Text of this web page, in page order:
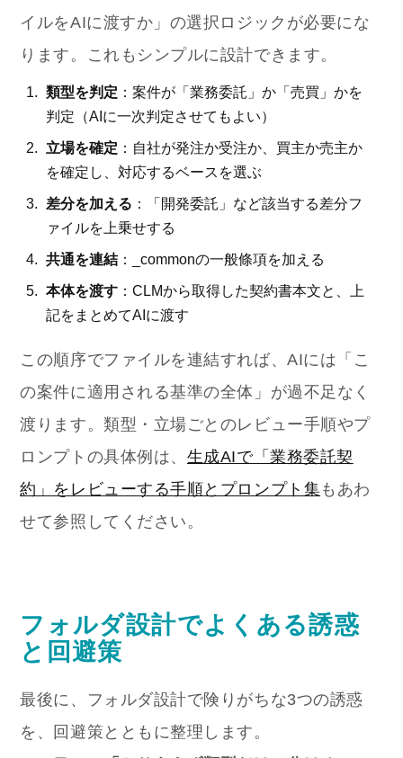
イルをAIに渡すか」の選択ロジックが必要にな
ります。これもシンプルに設計できます。
類型を判定 ：案件が「業務委託」か「売買」かを
判定（AIに一次判定させてもよい）
立場を確定 ：自社が発注か受注か、買主か売主か
を確定し、対応するベースを選ぶ
差分を加える ：「開発委託」など該当する差分フ
ァイルを上乗せする
共通を連結 ： _commonの一般條項を加える
本体を渡す ：CLMから取得した契約書本文と、上
記をまとめてAIに渡す
この順序でファイルを連結すれば、AIには「こ
の案件に適用される基準の全体」が過不足なく
渡ります。類型・立場ごとのレビュー手順やプ
ロンプトの具体例は、 生成AIで「業務委託契
約」をレビューする手順とプロンプト集もあわ
せて参照してください。
フォルダ設計でよくある誘惑
と回避策
最後に、フォルダ設計で険りがちな3つの誘惑
を、回避策とともに整理します。